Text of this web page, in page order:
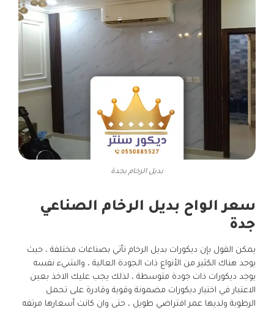
بديل الرخام بجدة
سعر الواح بديل الرخام الصناعي
جدة
يمكن القول بإن ديكورات بديل الرخام تأتي بصناعات مختلفة ، حيث
يوجد هناك الكثير من الأنواع ذات الجودة العالية ، والشيء نفسه
يوجد ديكورات ذات جودة متوسطة ، لذلك يجب عليك الاخذ بعين
الاعتبار في اختيار ديكورات مضمونة وقوية وقادرة على تحمل
الرطوبة ولديها عمر افتراضي طويل ، حتى وان كانت أسعارها مرتفه